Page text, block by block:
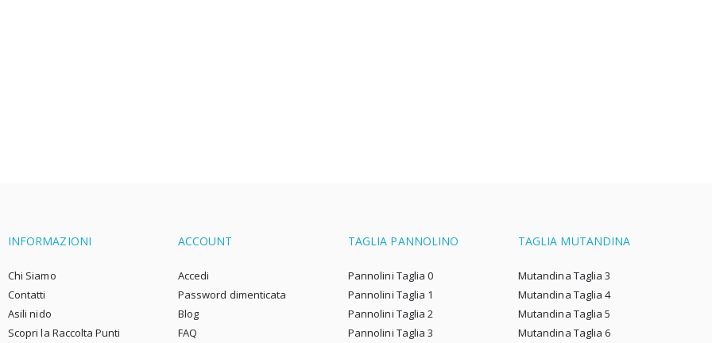
si verifichi irritazione su di esso,
cosmetici impropri e dell'uso di
pannolini inappropriati per un
INFORMAZIONI
Chi Siamo
Contatti
Asili nido
Scopri la Raccolta Punti
ACCOUNT
Accedi
Password dimenticata
Blog
FAQ
TAGLIA PANNOLINO
Pannolini Taglia 0
Pannolini Taglia 1
Pannolini Taglia 2
Pannolini Taglia 3
TAGLIA MUTANDINA
Mutandina Taglia 3
Mutandina Taglia 4
Mutandina Taglia 5
Mutandina Taglia 6